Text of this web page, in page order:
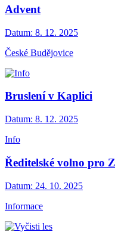
Advent
Datum: 8. 12. 2025
České Budějovice
Bruslení v Kaplici
Datum: 8. 12. 2025
Info
Ředitelské volno pro
Datum: 24. 10. 2025
Informace